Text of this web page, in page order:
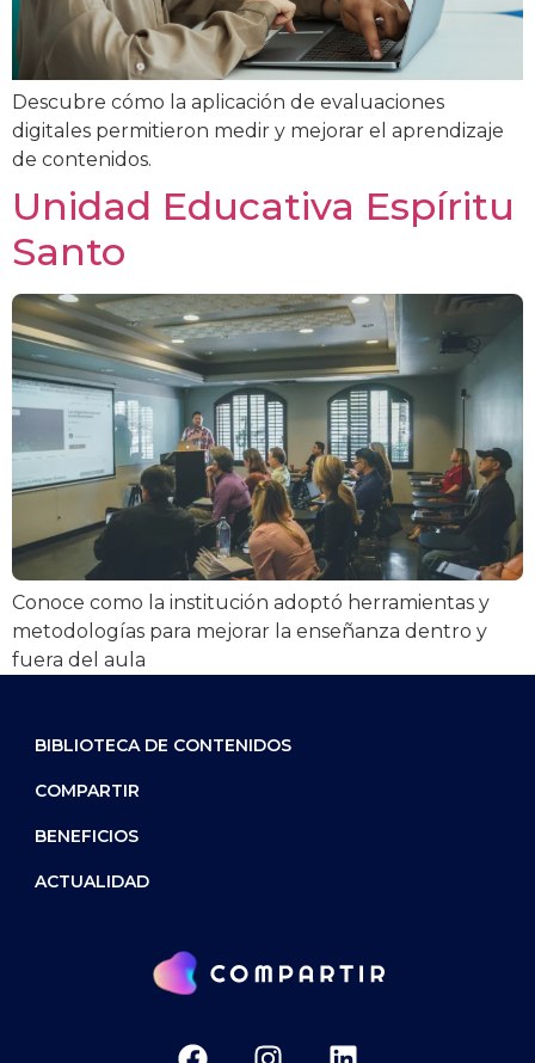
Descubre cómo la aplicación de evaluaciones
digitales permitieron medir y mejorar el aprendizaje
de contenidos.
Unidad Educativa Espíritu
Santo
Conoce como la institución adoptó herramientas y
metodologías para mejorar la enseñanza dentro y
fuera del aula
BIBLIOTECA DE CONTENIDOS
COMPARTIR
BENEFICIOS
ACTUALIDAD